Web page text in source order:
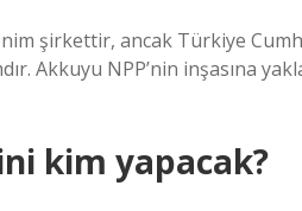
şirkettir, ancak Türkiye
Akkuyu NPP’nin inşasına
kim yapacak?